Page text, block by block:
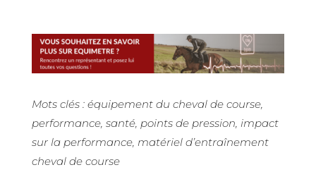
Mots clés : équipement du cheval de course,
performance, santé, points de pression, impact
sur la performance, matériel d’entraînement
cheval de course